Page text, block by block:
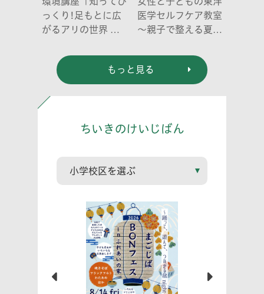
っくり!足もとに広
がるアリの世界 ア
成り立ち、生態系に
おける役割」
医学セルフケア教室
～親子で整える夏休
らだ～
もっと見る
ちいきのけいじばん